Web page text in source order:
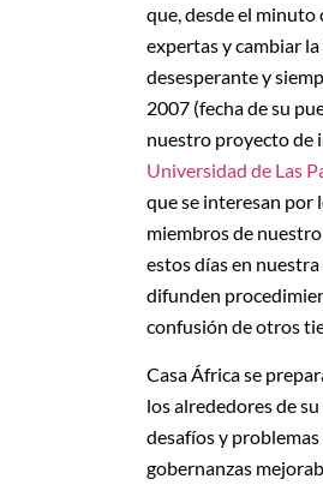
que, desde el minuto
expertas y cambiar
desesperante y
2007 (fecha de su
nuestro proyecto de
Universidad de Las
que se interesan por
miembros de nuestro
estos días en
difunden
confusión de otros
Casa África se
los alrededores de
desafíos y
gobernanzas